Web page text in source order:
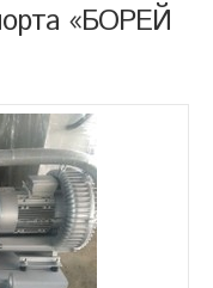
«БОРЕЙ